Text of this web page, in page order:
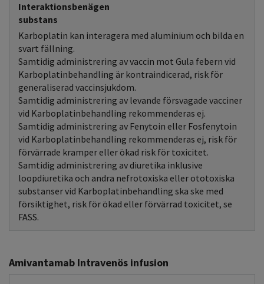
Interaktionsbenägen
substans
Karboplatin kan interagera med aluminium och bilda en
svart fällning.
Samtidig administrering av vaccin mot Gula febern vid
Karboplatinbehandling är kontraindicerad, risk för
generaliserad vaccinsjukdom.
Samtidig administrering av levande försvagade vacciner
vid Karboplatinbehandling rekommenderas ej.
Samtidig administrering av Fenytoin eller Fosfenytoin
vid Karboplatinbehandling rekommenderas ej, risk för
förvärrade kramper eller ökad risk för toxicitet.
Samtidig administrering av diuretika inklusive
loopdiuretika och andra nefrotoxiska eller ototoxiska
substanser vid Karboplatinbehandling ska ske med
försiktighet, risk för ökad eller förvärrad toxicitet, se
FASS.
Amivantamab Intravenös infusion